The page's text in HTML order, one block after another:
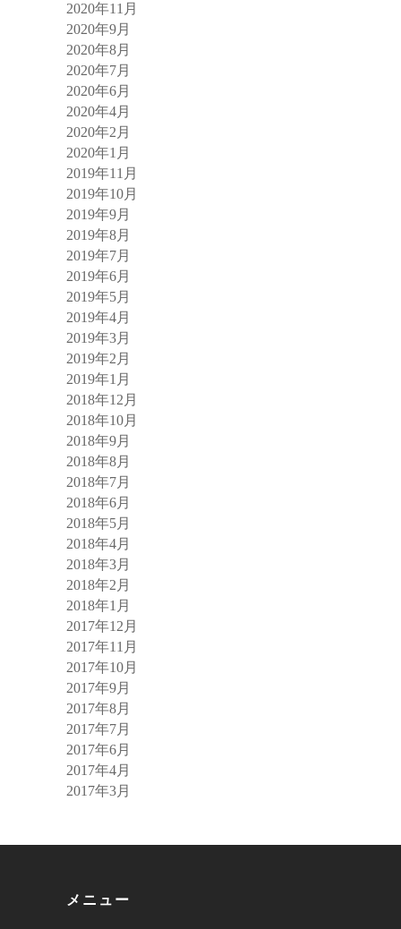
2020年11月
2020年9月
2020年8月
2020年7月
2020年6月
2020年4月
2020年2月
2020年1月
2019年11月
2019年10月
2019年9月
2019年8月
2019年7月
2019年6月
2019年5月
2019年4月
2019年3月
2019年2月
2019年1月
2018年12月
2018年10月
2018年9月
2018年8月
2018年7月
2018年6月
2018年5月
2018年4月
2018年3月
2018年2月
2018年1月
2017年12月
2017年11月
2017年10月
2017年9月
2017年8月
2017年7月
2017年6月
2017年4月
2017年3月
メニュー